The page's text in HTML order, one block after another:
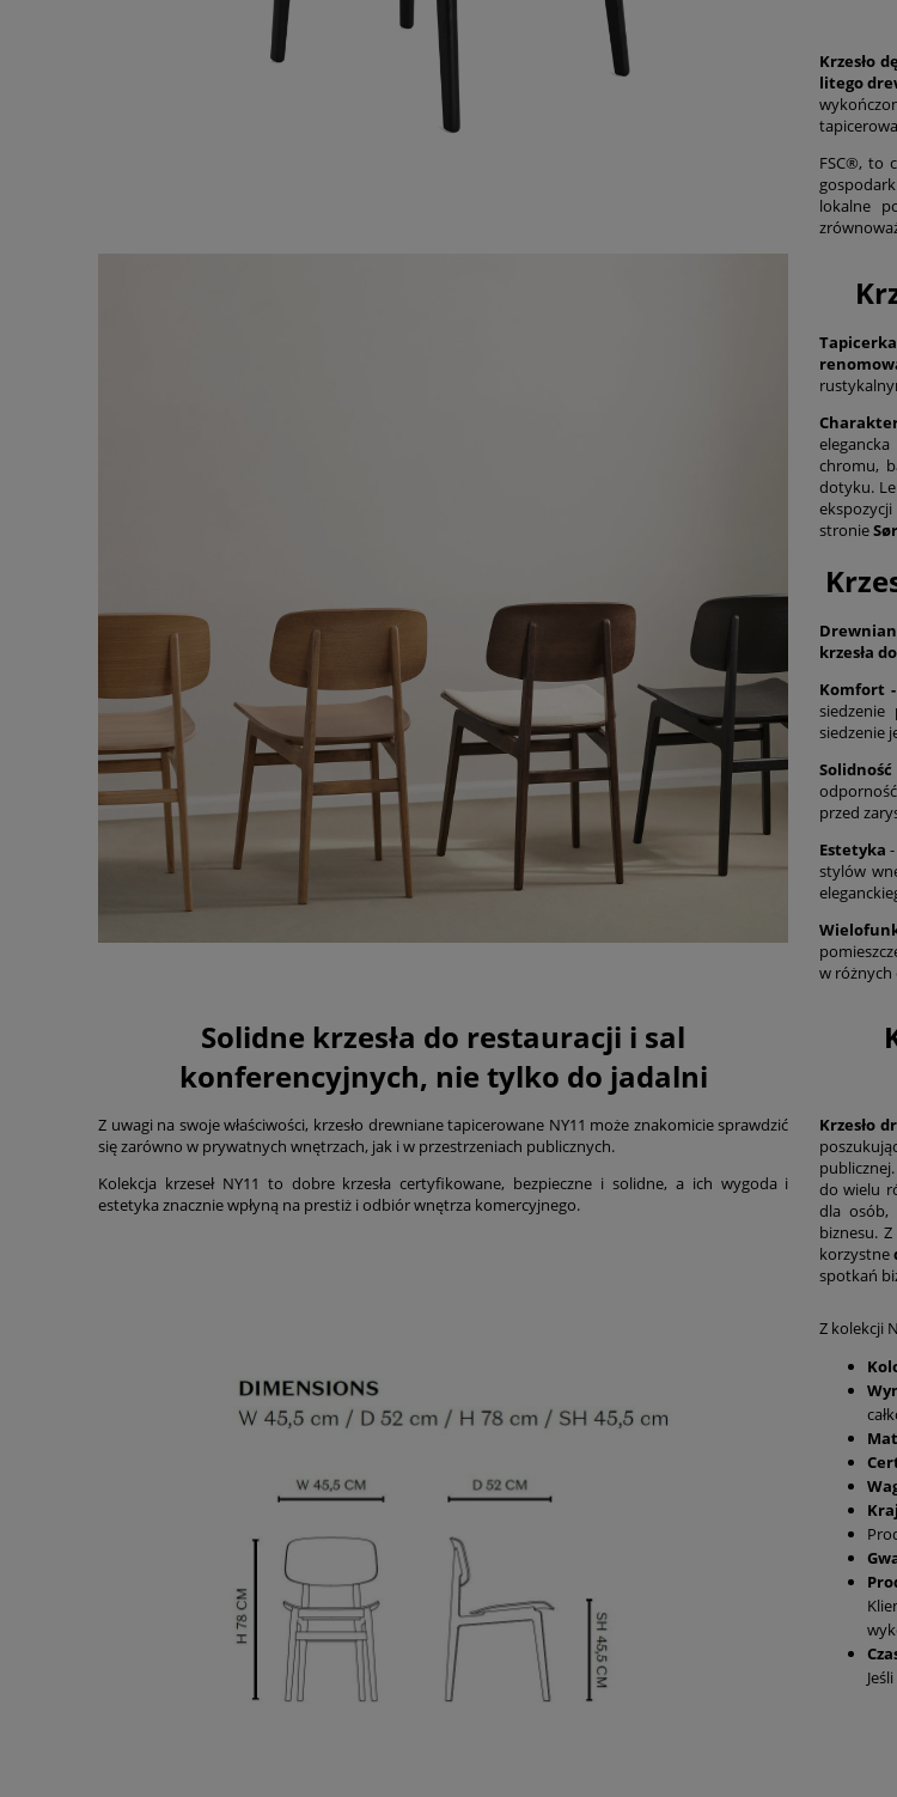
Krzesło
litego
FSC®, to
lokalne
chromu,
dotyku.
stronie
krzesła
Komfort -
siedzenie
siedzenie
Solidność
przed
Estetyka
stylów
w różnych
Solidne krzesła do restauracji i sal
konferencyjnych, nie tylko do jadalni
Z uwagi na swoje właściwości, krzesło drewniane tapicerowane NY11 może znakomicie sprawdzić
się zarówno w prywatnych wnętrzach, jak i w przestrzeniach publicznych.
Kolekcja krzeseł NY11 to dobre krzesła certyfikowane, bezpieczne i solidne, a ich wygoda i
estetyka znacznie wpłyną na prestiż i odbiór wnętrza komercyjnego.
Krzesło
do wielu
dla
biznesu.
korzystne
spotkań
Z kolekcji